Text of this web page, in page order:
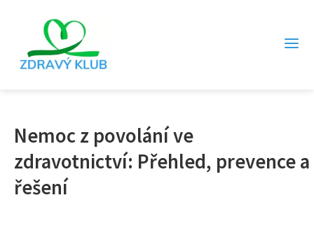
Nemoc z povolání ve
zdravotnictví: Přehled, prevence a
řešení